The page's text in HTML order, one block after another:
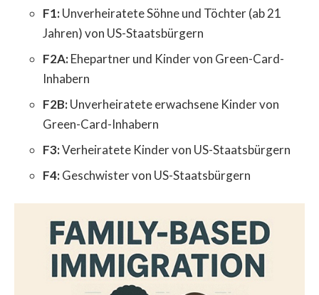
F1:Unverheiratete Söhne und Töchter (ab 21
Jahren) von US-Staatsbürgern
F2A:Ehepartner und Kinder von Green-Card-
Inhabern
F2B:Unverheiratete erwachsene Kinder von
Green-Card-Inhabern
F3:Verheiratete Kinder von US-Staatsbürgern
F4:Geschwister von US-Staatsbürgern